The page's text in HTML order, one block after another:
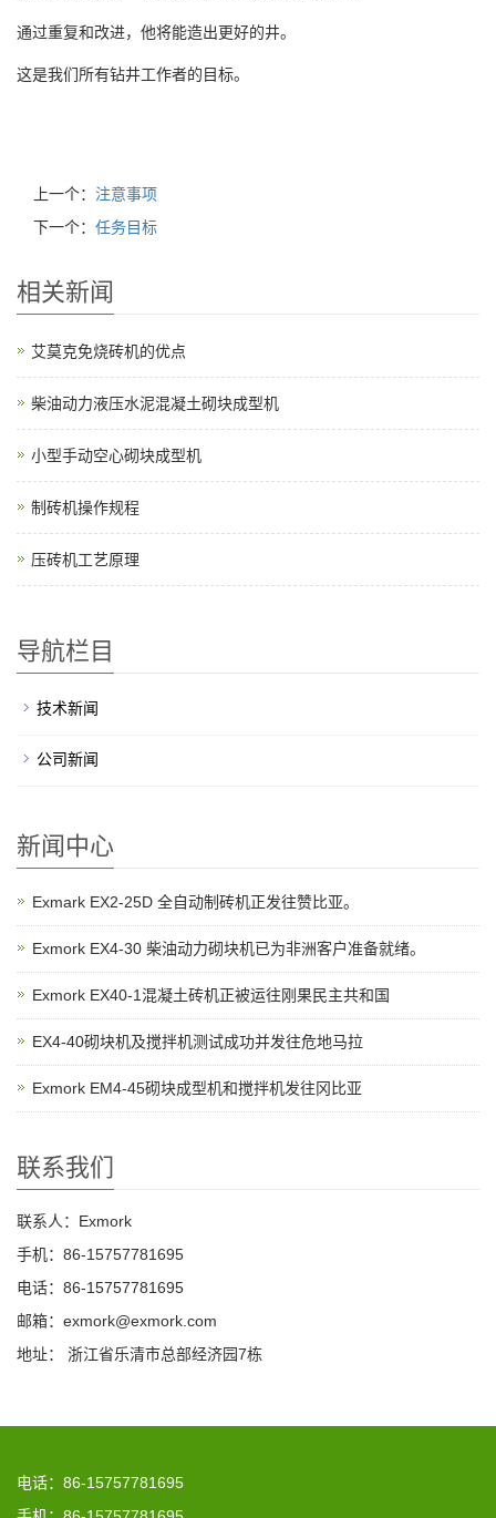
通过重复和改进，他将能造出更好的井。
这是我们所有钻井工作者的目标。
上一个： 注意事项
下一个： 任务目标
相关新闻
艾莫克免烧砖机的优点
柴油动力液压水泥混凝土砌块成型机
小型手动空心砌块成型机
制砖机操作规程
压砖机工艺原理
导航栏目
技术新闻
公司新闻
新闻中心
Exmark EX2-25D 全自动制砖机正发往赞比亚。
Exmork EX4-30 柴油动力砌块机已为非洲客户准备就绪。
Exmork EX40-1混凝土砖机正被运往刚果民主共和国
EX4-40砌块机及搅拌机测试成功并发往危地马拉
Exmork EM4-45砌块成型机和搅拌机发往冈比亚
联系我们
联系人：Exmork
手机：86-15757781695
电话：86-15757781695
邮箱：exmork@exmork.com
地址： 浙江省乐清市总部经济园7栋
电话：86-15757781695